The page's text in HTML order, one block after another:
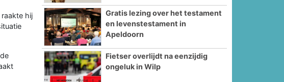
hij
Gratis lezing over het testament
en levenstestament in
Apeldoorn
Fietser overlijdt na eenzijdig
ongeluk in Wilp